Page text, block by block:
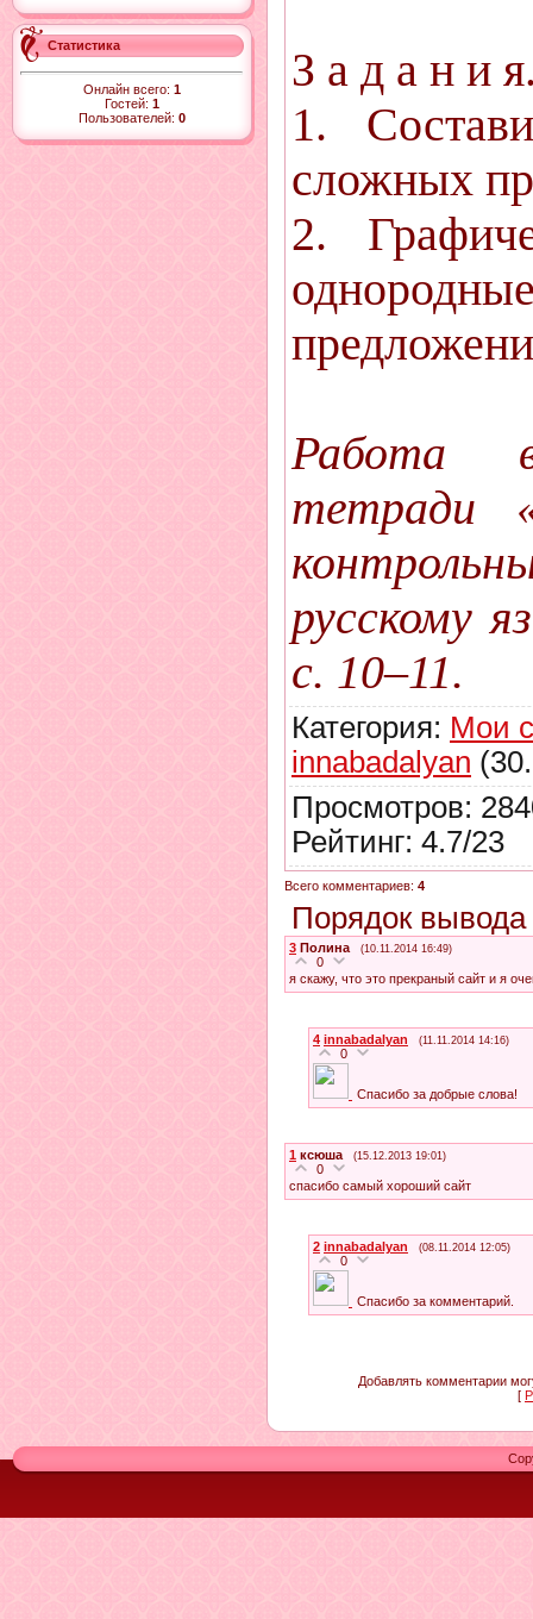
Статистика
Онлайн всего: 1
Гостей: 1
Пользователей: 0
З а д а н и
1.
сложных
2.
Работа
тетради
русскому
с. 10–11.
Категория: Мои
innabadalyan
Просмотров:
Рейтинг: 4.7/23
Всего комментариев: 4
Порядок
3 Полина (10.11.2014 16:49)
0
я скажу, что это прекраный сайт и я
4 innabadalyan (11.11.2014 14:16)
0
Спасибо за добрые слова!
1 ксюша (15.12.2013 19:01)
0
спасибо самый хороший сайт
2 innabadalyan (08.11.2014 12:05)
0
Спасибо за комментарий.
Добавлять комментарии
[